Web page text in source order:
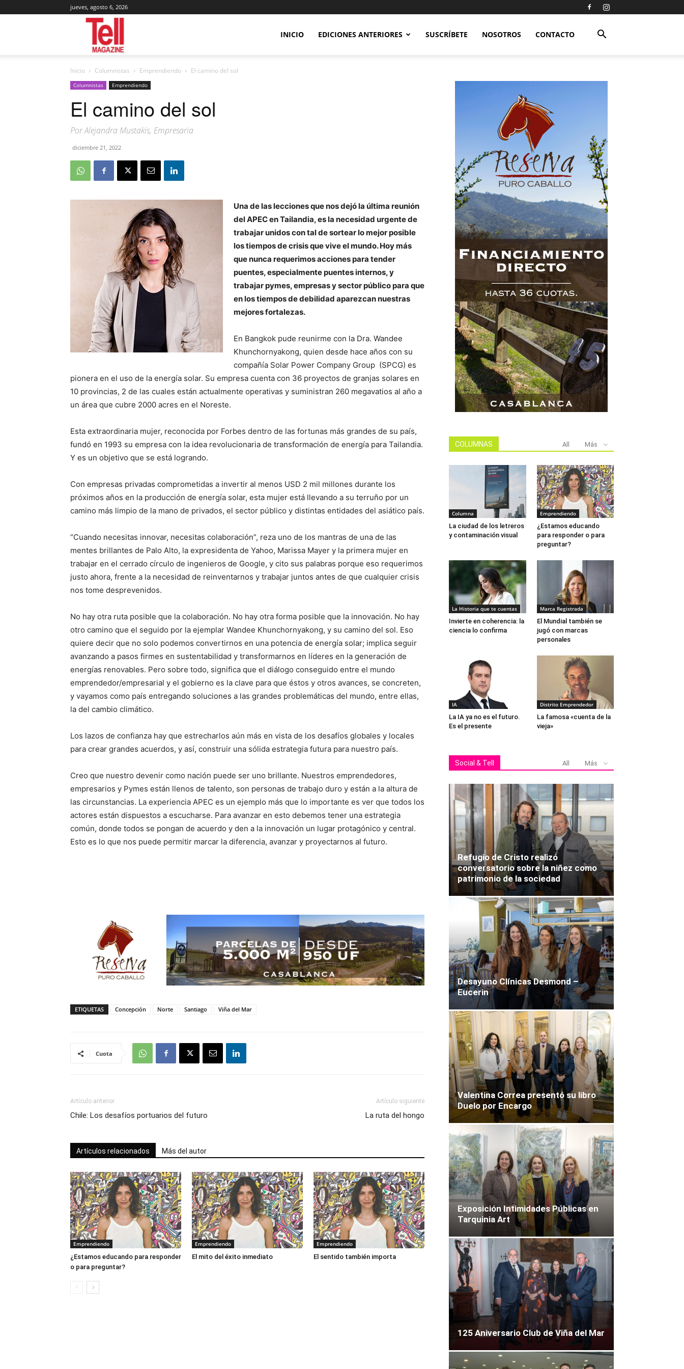
jueves, agosto 6, 2026
Magazine
INICIO EDICIONES ANTERIORES SUSCRÍBETE NOSOTROS CONTACTO
Inicio Columnistas Emprendiendo El camino del sol
Columnistas Emprendiendo
El camino del sol
Por Alejandra Mustakis, Empresaria
diciembre 21, 2022
Una de las lecciones que nos dejó la última reunión
del APEC en Tailandia, es la necesidad urgente de
trabajar unidos con tal de sortear lo mejor posible
los tiempos de crisis que vive el mundo. Hoy más
que nunca requerimos acciones para tender
puentes, especialmente puentes internos, y
trabajar pymes, empresas y sector público para que
en los tiempos de debilidad aparezcan nuestras
mejores fortalezas.
En Bangkok pude reunirme con la Dra. Wandee
Khunchornyakong, quien desde hace años con su
compañía Solar Power Company Group (SPCG) es
pionera en el uso de la energía solar. Su empresa cuenta con 36 proyectos de granjas solares en
10 provincias, 2 de las cuales están actualmente operativas y suministran 260 megavatios al año a
un área que cubre 2000 acres en el Noreste.
Esta extraordinaria mujer, reconocida por Forbes dentro de las fortunas más grandes de su país,
fundó en 1993 su empresa con la idea revolucionaria de transformación de energía para Tailandia.
Y es un objetivo que se está logrando.
Con empresas privadas comprometidas a invertir al menos USD 2 mil millones durante los
próximos años en la producción de energía solar, esta mujer está llevando a su terruño por un
camino más limpio de la mano de privados, el sector público y distintas entidades del asiático país.
“Cuando necesitas innovar, necesitas colaboración”, reza uno de los mantras de una de las
mentes brillantes de Palo Alto, la expresidenta de Yahoo, Marissa Mayer y la primera mujer en
trabajar en el cerrado círculo de ingenieros de Google, y cito sus palabras porque eso requerimos
justo ahora, frente a la necesidad de reinventarnos y trabajar juntos antes de que cualquier crisis
nos tome desprevenidos.
No hay otra ruta posible que la colaboración. No hay otra forma posible que la innovación. No hay
otro camino que el seguido por la ejemplar Wandee Khunchornyakong, y su camino del sol. Eso
quiere decir que no solo podemos convertirnos en una potencia de energía solar; implica seguir
avanzando a pasos firmes en sustentabilidad y transformarnos en líderes en la generación de
energías renovables. Pero sobre todo, significa que el diálogo conseguido entre el mundo
emprendedor/empresarial y el gobierno es la clave para que éstos y otros avances, se concreten,
y vayamos como país entregando soluciones a las grandes problemáticas del mundo, entre ellas,
la del cambio climático.
Los lazos de confianza hay que estrecharlos aún más en vista de los desafíos globales y locales
para crear grandes acuerdos, y así, construir una sólida estrategia futura para nuestro país.
Creo que nuestro devenir como nación puede ser uno brillante. Nuestros emprendedores,
empresarios y Pymes están llenos de talento, son personas de trabajo duro y están a la altura de
las circunstancias. La experiencia APEC es un ejemplo más que lo importante es ver que todos los
actores están dispuestos a escucharse. Para avanzar en esto debemos tener una estrategia
común, donde todos se pongan de acuerdo y den a la innovación un lugar protagónico y central.
Esto es lo que nos puede permitir marcar la diferencia, avanzar y proyectarnos al futuro.
ETIQUETAS Concepción Norte Santiago Viña del Mar
Cuota
Artículo anterior
Chile: Los desafíos portuarios del futuro
Artículo siguiente
La ruta del hongo
Artículos relacionados Más del autor
Emprendiendo
¿Estamos educando para responder
o para preguntar?
Emprendiendo
El mito del éxito inmediato
Emprendiendo
El sentido también importa
COLUMNAS All Más
Columna
La ciudad de los letreros
y contaminación visual
Emprendiendo
¿Estamos educando
para responder o para
preguntar?
La Historia que te cuentas
Invierte en coherencia: la
ciencia lo confirma
Marca Registrada
El Mundial también se
jugó con marcas
personales
IA
La IA ya no es el futuro.
Es el presente
Distrito Emprendedor
La famosa «cuenta de la
vieja»
Social & Tell All Más
Refugio de Cristo realizó
conversatorio sobre la niñez como
patrimonio de la sociedad
Desayuno Clínicas Desmond –
Eucerin
Valentina Correa presentó su libro
Duelo por Encargo
Exposición Intimidades Públicas en
Tarquinia Art
125 Aniversario Club de Viña del Mar